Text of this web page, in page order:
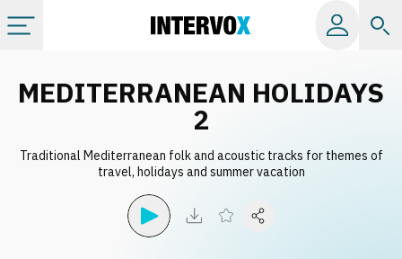
MEDITERRANEAN HOLIDAYS
2
Traditional Mediterranean folk and acoustic tracks for themes of
travel, holidays and summer vacation